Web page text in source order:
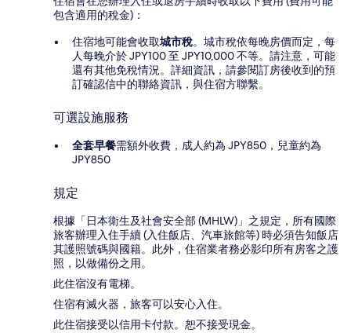
包含適用的稅金)：
住宿地可能會收取城市稅。城市稅依每晚房價而定，每
人每晚介於 JPY100 至 JPY10,000 不等。請注意，可能
還有其他免稅情況。詳細資訊，請參閱訂房後收到的預
訂確認信中的聯絡資訊，與住宿方聯繫。
可選設施服務
全套早餐需額外收費，成人約為 JPY850，兒童約為
JPY850
規定
根據「日本衛生及社會安全部 (MHLW)」之規定，所有國際
旅客辦理入住手續 (入住飯店、汽車旅館等) 時必須告知飯店
其護照號碼與國籍。此外，住宿業者務必影印所有房客之護
照，以做備份之用。
此住宿沒有電梯。
住宿有滅火器，旅客可以安心入住。
此住宿接受以信用卡付款。恕不接受現金。